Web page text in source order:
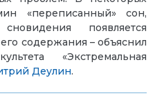
«переписанный» сон,
появляется
содержания – объяснил
«Экстремальная
Деулин.